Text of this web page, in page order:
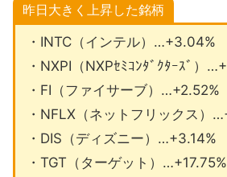
昨日大きく上昇した銘柄
・INTC（インテル）…+3.04%
・NXPI（NXPｾﾐｺﾝﾀﾞｸﾀｰｽﾞ）
・FI（ファイサーブ）…+2.52%
・NFLX（ネットフリックス）
・DIS（ディズニー）…+3.14%
・TGT（ターゲット）…+17.75%